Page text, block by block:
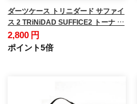
ダーツケース トリニダード サファイ
ス 2 TRiNiDAD SUFFICE2 トーナ …
2,800 円
ポイント5倍